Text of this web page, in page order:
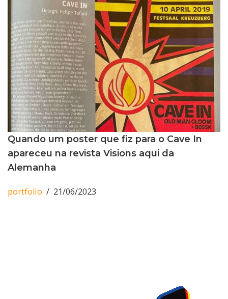
Quando um poster que fiz para o Cave In
apareceu na revista Visions aqui da
Alemanha
portfolio 21/06/2023